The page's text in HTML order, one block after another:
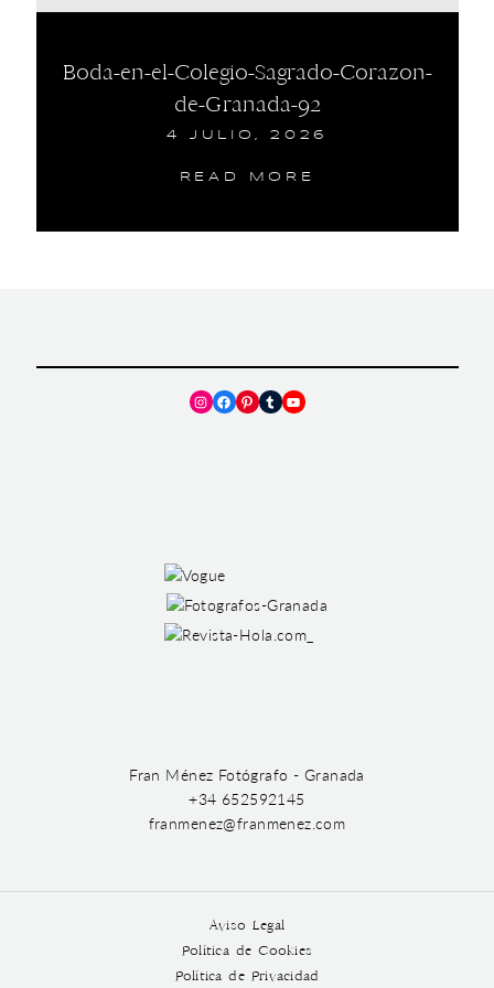
Boda-en-el-Colegio-Sagrado-Corazon-
de-Granada-92
4 JULIO, 2026
READ MORE
Instagram
Facebook
Pinterest
TumblrYouTube
Fran Ménez Fotógrafo - Granada
+34 652592145
franmenez@franmenez.com
Aviso Legal
Política de Cookies
Política de Privacidad